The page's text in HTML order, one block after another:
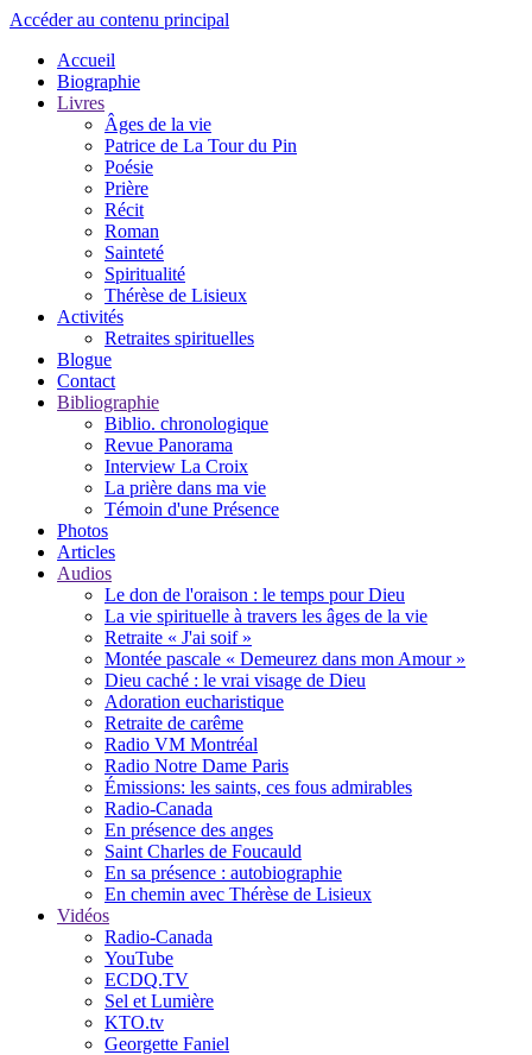
Accéder au contenu principal
Accueil
Biographie
Livres
Âges de la vie
Patrice de La Tour du Pin
Poésie
Prière
Récit
Roman
Sainteté
Spiritualité
Thérèse de Lisieux
Activités
Retraites spirituelles
Blogue
Contact
Bibliographie
Biblio. chronologique
Revue Panorama
Interview La Croix
La prière dans ma vie
Témoin d'une Présence
Photos
Articles
Audios
Le don de l'oraison : le temps pour Dieu
La vie spirituelle à travers les âges de la vie
Retraite « J'ai soif »
Montée pascale « Demeurez dans mon Amour »
Dieu caché : le vrai visage de Dieu
Adoration eucharistique
Retraite de carême
Radio VM Montréal
Radio Notre Dame Paris
Émissions: les saints, ces fous admirables
Radio-Canada
En présence des anges
Saint Charles de Foucauld
En sa présence : autobiographie
En chemin avec Thérèse de Lisieux
Vidéos
Radio-Canada
YouTube
ECDQ.TV
Sel et Lumière
KTO.tv
Georgette Faniel